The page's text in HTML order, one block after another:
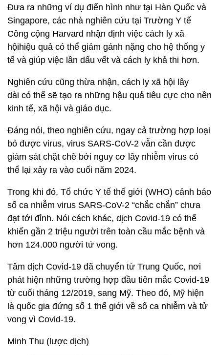
Đưa ra những ví dụ điển hình như tại Hàn Quốc và
Singapore, các nhà nghiên cứu tại Trường Y tế
Công cộng Harvard nhận định việc cách ly xã
hộihiệu quả có thể giảm gánh nặng cho hệ thống y
tế và giúp việc lần dấu vết và cách ly khả thi hơn.
Nghiên cứu cũng thừa nhận, cách ly xã hội lây
dài có thể sẽ tạo ra những hậu quả tiêu cực cho nền
kinh tế, xã hội và giáo dục.
Đáng nói, theo nghiên cứu, ngay cả trường hợp loại
bỏ được virus, virus SARS-CoV-2 vẫn cần được
giám sát chặt chẽ bởi nguy cơ lây nhiễm virus có
thể lại xảy ra vào cuối năm 2024.
Trong khi đó, Tổ chức Y tế thế giới (WHO) cảnh báo
số ca nhiễm virus SARS-CoV-2 “chắc chắn” chưa
đạt tới đỉnh. Nói cách khác, dịch Covid-19 có thể
khiến gần 2 triệu người trên toàn cầu mắc bệnh và
hơn 124.000 người tử vong.
Tâm dịch Covid-19 đã chuyển từ Trung Quốc, nơi
phát hiện những trường hợp đầu tiên mắc Covid-19
từ cuối tháng 12/2019, sang Mỹ. Theo đó, Mỹ hiện
là quốc gia đứng số 1 thế giới về số ca nhiễm và tử
vong vì Covid-19.
Minh Thu (lược dịch)